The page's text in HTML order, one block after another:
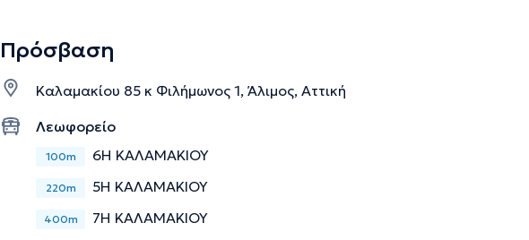
η Βαρβάρα Κόκκα - Τρεβέζα, ενώ η υπόλοιπη ομάδα απαρτίζεται από τον
Μαράνου, την Εργοθεραπεύτρια Σμυρνή Ράνια και την Κλινική Διαιτολόγο -
Διατροφολόγο Θέκλα Γκιώνη. Στο κέντρο δίνεται ιδιαίτερη βαρύτητα τόσο
της πρωτογενούς περίθαλψης (πρόληψη δυσκολιών και προαγωγή ψυχικής
και της δευτερογενούς (θεραπευτική αντιμετώπιση) και οι υπηρεσίες
ανάλογα με την ηλικία και τις προσωπικές ανάγκες του κάθε ατόμου.
Πρόσβαση
Καλαμακίου 85 κ Φιλήμωνος 1, Άλιμος, Αττική
Λεωφορείο
100m 6Η ΚΑΛΑΜΑΚΙΟΥ
220m 5Η ΚΑΛΑΜΑΚΙΟΥ
400m 7Η ΚΑΛΑΜΑΚΙΟΥ